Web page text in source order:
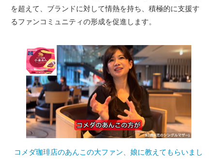
を超えて、ブランドに対して情熱を持ち、積極的に支援す
るファンコミュニティの形成を促進します。
コメダ珈琲店のあんこの大ファン、娘に教えてもらいまし